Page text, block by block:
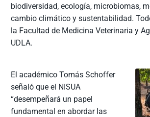
biodiversidad, ecología, microbiomas,
cambio climático y sustentabilidad.
la Facultad de Medicina Veterinaria y
UDLA.
El académico Tomás Schoffer
señaló que el NISUA
“desempeñará un papel
fundamental en abordar las